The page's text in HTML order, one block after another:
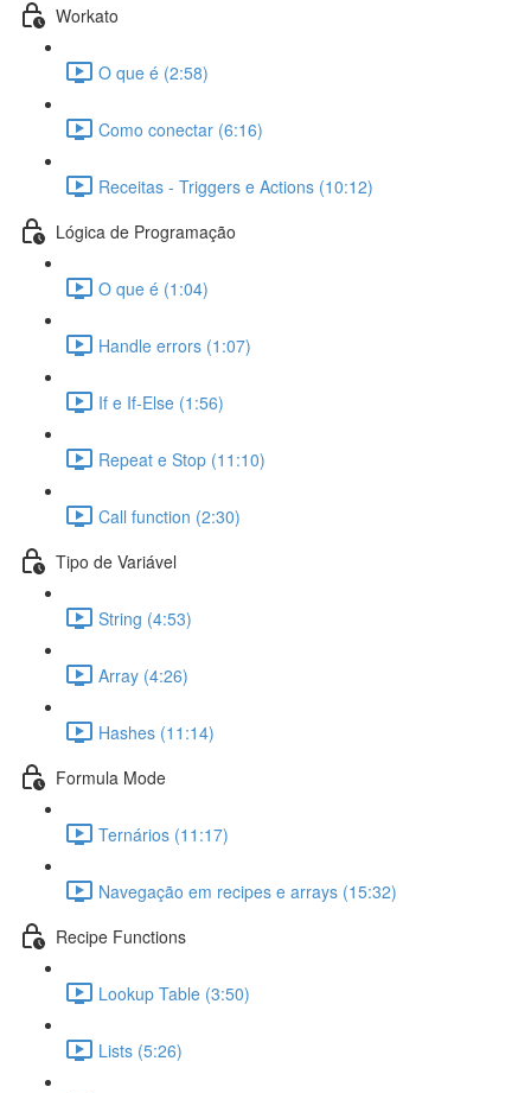
Workato
O que é (2:58)
Como conectar (6:16)
Receitas - Triggers e Actions (10:12)
Lógica de Programação
O que é (1:04)
Handle errors (1:07)
If e If-Else (1:56)
Repeat e Stop (11:10)
Call function (2:30)
Tipo de Variável
String (4:53)
Array (4:26)
Hashes (11:14)
Formula Mode
Ternários (11:17)
Navegação em recipes e arrays (15:32)
Recipe Functions
Lookup Table (3:50)
Lists (5:26)